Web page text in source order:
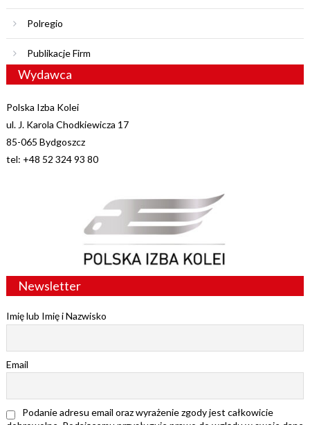
Polregio
Publikacje Firm
Wydawca
Polska Izba Kolei
ul. J. Karola Chodkiewicza 17
85-065 Bydgoszcz
tel: +48 52 324 93 80
Newsletter
Imię lub Imię i Nazwisko
Email
Podanie adresu email oraz wyrażenie zgody jest całkowicie